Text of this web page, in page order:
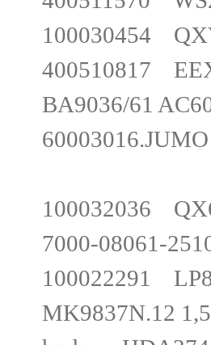
100030454
400510817
BA9036/61
100032036
7000-08061-
100022291
MK9837N.12